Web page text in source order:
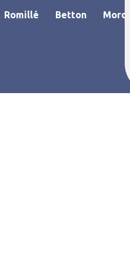
Romillé Betton